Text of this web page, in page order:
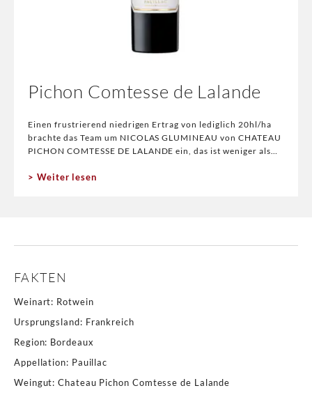
Pichon Comtesse de Lalande
Einen frustrierend niedrigen Ertrag von lediglich 20hl/ha
brachte das Team um NICOLAS GLUMINEAU von CHATEAU
PICHON COMTESSE DE LALANDE ein, das ist weniger als
Weiter lesen
FAKTEN
Weinart: Rotwein
Ursprungsland: Frankreich
Region: Bordeaux
Appellation: Pauillac
Weingut: Chateau Pichon Comtesse de Lalande